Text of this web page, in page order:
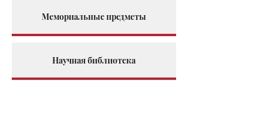
Мемориальные предметы
Научная библиотека